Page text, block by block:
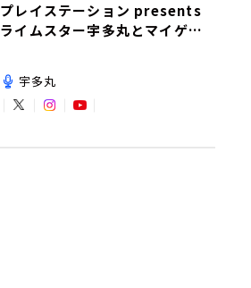
プレイステーション presents
ライムスター宇多丸とマイゲー
宇多丸